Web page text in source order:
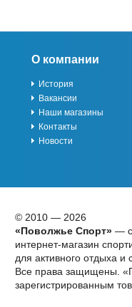
О компании
История
Вакансии
Наши магазины
Контакты
Новости
© 2010 — 2026
«Поволжье Спорт»—
интернет-магазин
для активного отдыха и
Все права защищены.
зарегистрированным